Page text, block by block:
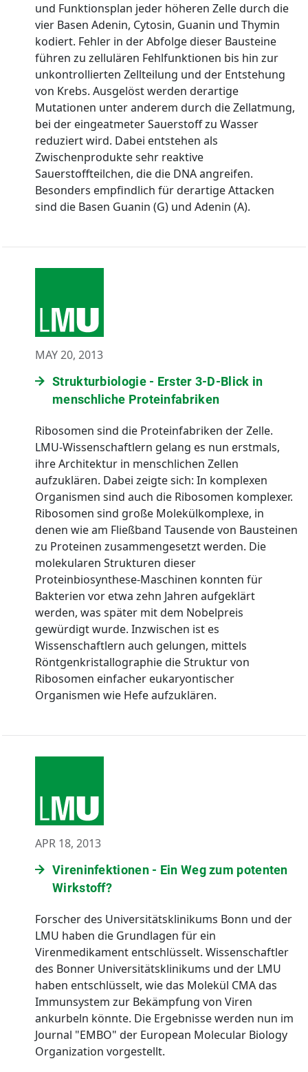
und Funktionsplan jeder höheren Zelle durch die
vier Basen Adenin, Cytosin, Guanin und Thymin
kodiert. Fehler in der Abfolge dieser Bausteine
führen zu zellulären Fehlfunktionen bis hin zur
unkontrollierten Zellteilung und der Entstehung
von Krebs. Ausgelöst werden derartige
Mutationen unter anderem durch die Zellatmung,
bei der eingeatmeter Sauerstoff zu Wasser
reduziert wird. Dabei entstehen als
Zwischenprodukte sehr reaktive
Sauerstoffteilchen, die die DNA angreifen.
Besonders empfindlich für derartige Attacken
sind die Basen Guanin (G) und Adenin (A).
MAY 20, 2013
Strukturbiologie - Erster 3-D-Blick in
menschliche Proteinfabriken
Ribosomen sind die Proteinfabriken der Zelle.
LMU-Wissenschaftlern gelang es nun erstmals,
ihre Architektur in menschlichen Zellen
aufzuklären. Dabei zeigte sich: In komplexen
Organismen sind auch die Ribosomen komplexer.
Ribosomen sind große Molekülkomplexe, in
denen wie am Fließband Tausende von Bausteinen
zu Proteinen zusammengesetzt werden. Die
molekularen Strukturen dieser
Proteinbiosynthese-Maschinen konnten für
Bakterien vor etwa zehn Jahren aufgeklärt
werden, was später mit dem Nobelpreis
gewürdigt wurde. Inzwischen ist es
Wissenschaftlern auch gelungen, mittels
Röntgenkristallographie die Struktur von
Ribosomen einfacher eukaryontischer
Organismen wie Hefe aufzuklären.
APR 18, 2013
Vireninfektionen - Ein Weg zum potenten
Wirkstoff?
Forscher des Universitätsklinikums Bonn und der
LMU haben die Grundlagen für ein
Virenmedikament entschlüsselt. Wissenschaftler
des Bonner Universitätsklinikums und der LMU
haben entschlüsselt, wie das Molekül CMA das
Immunsystem zur Bekämpfung von Viren
ankurbeln könnte. Die Ergebnisse werden nun im
Journal "EMBO" der European Molecular Biology
Organization vorgestellt.